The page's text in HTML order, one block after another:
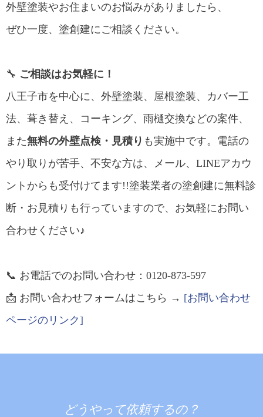
外壁塗装やお住まいのお悩みがありましたら、
ぜひ一度、塗創建にご相談ください。
🔧 ご相談はお気軽に！
八王子市を中心に、外壁塗装、屋根塗装、カバー工
法、葺き替え、コーキング、雨樋交換などの案件、
また無料の外壁点検・見積り も実施中です。電話の
やり取りが苦手、不安な方は、メール、LINEアカウ
ントからも受付けてます!!塗装業者の塗創建に無料診
断・お見積りも行っていますので、お気軽にお問い
合わせください♪
📞 お電話でのお問い合わせ：0120-873-597
📩 お問い合わせフォームはこちら → [お問い合わせ
ページのリンク]
どうやって依頼するの？